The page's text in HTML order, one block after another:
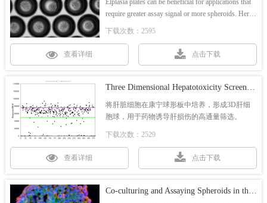
require greater assay signal or more spheroids. Here
96-well spheroid microplates and Elplasia plates.
下载次数：2595
查看详细 点击下载
Three Dimensional Hepatotoxicity Screening Using Corning® HepatoCells, Spheroid Microplates, and the SCREEN-WELL® Hepatotoxicity Library
将肝脏细胞在康宁球形板中培养，形成3D肝细
胞球，用于药物诱导肝损伤的高通量筛选。
下载次数：2529
查看详细 点击下载